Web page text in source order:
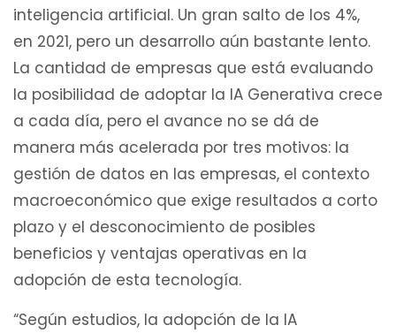
inteligencia artificial. Un gran salto de los 4%,
en 2021, pero un desarrollo aún bastante lento.
La cantidad de empresas que está evaluando
la posibilidad de adoptar la IA Generativa crece
a cada día, pero el avance no se dá de
manera más acelerada por tres motivos: la
gestión de datos en las empresas, el contexto
macroeconómico que exige resultados a corto
plazo y el desconocimiento de posibles
beneficios y ventajas operativas en la
adopción de esta tecnología.
“Según estudios, la adopción de la IA